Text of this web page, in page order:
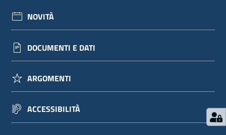
NOVITÀ
DOCUMENTI E DATI
ARGOMENTI
ACCESSIBILITÀ